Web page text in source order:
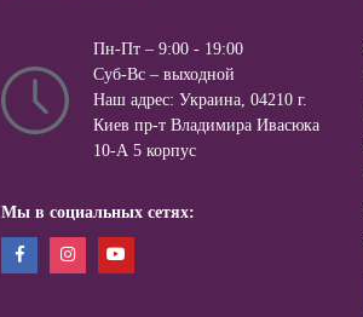
Пн-Пт – 9:00 - 19:00
Суб-Вс – выходной
Наш адрес: Украина, 04210 г.
Киев пр-т Владимира Ивасюка
10-А 5 корпус
Мы в социальных сетях: